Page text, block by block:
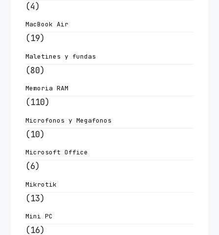
(4)
MacBook Air
(19)
Maletines y fundas
(80)
Memoria RAM
(110)
Microfonos y Megafonos
(10)
Microsoft Office
(6)
Mikrotik
(13)
Mini PC
(16)